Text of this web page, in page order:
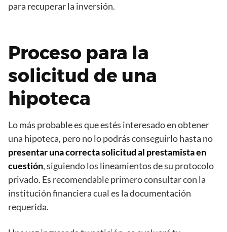
para recuperar la inversión.
Proceso para la
solicitud de una
hipoteca
Lo más probable es que estés interesado en obtener
una hipoteca, pero no lo podrás conseguirlo hasta no
presentar una correcta solicitud al prestamista en
cuestión, siguiendo los lineamientos de su protocolo
privado. Es recomendable primero consultar con la
institución financiera cual es la documentación
requerida.